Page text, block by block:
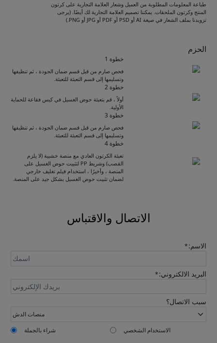
طباعة المعلومات المطلوبة من العميل وشعار العلامة التجارية على كرتون
المنتج وكرتون الملحقات. يمكننا تصميم العلامة التجارية لك أيضًا. (يرجى
تزويدنا بملف الشعار في صيغة AI أو PSD أو PDF أو JPG أو PNG.)
الحزم
خطوة 1
فحص صارم من قبل قسم ضمان الجودة ، ثم تنظيفها
وتسليمها إلى قسم التعبئة للتعبئة.
خطوة 2
أولاً ، قم بتعبئة حوض الغسيل في كيس فقاعة للحماية
الأولية.
خطوة 3
فحص صارم من قبل قسم ضمان الجودة ، ثم تنظيفها
وتسليمها إلى قسم التعبئة للتعبئة.
خطوة 4
تعبئة الكرتون العادي مع منصة خشبية (لا يلزم
القصب) وشريط PP لتثبيت حوض الغسيل على
المنصة ، وأخيرًا ، استخدام فيلم تغليف خارجي
لضمان تثبيت حوض الغسيل بشكل جيد على المنصة.
Get Catalogue
Please leave your contact information,the
catalogue will be sent to your mailbox
Send
الاتصال والاقتباس
الاسم:*
البريد الالكتروني:*
سبب الاتصال؟
شراء بالجملة الاستخدام الشخصي